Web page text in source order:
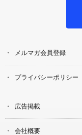
メルマガ会員登録
プライバシーポリシー
広告掲載
会社概要